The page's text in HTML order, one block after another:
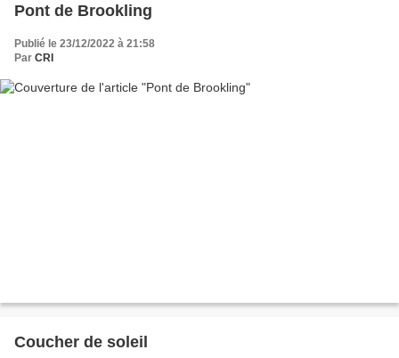
Pont de Brookling
Publié le 23/12/2022 à 21:58
Par CRI
Coucher de soleil